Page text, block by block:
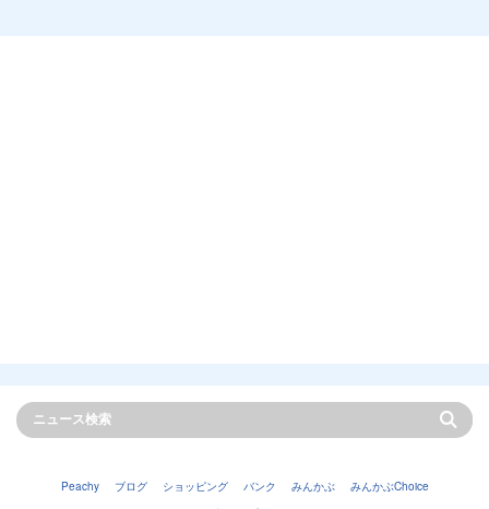
Peachy ブログ ショッピング バンク みんかぶ
みんかぶChoice